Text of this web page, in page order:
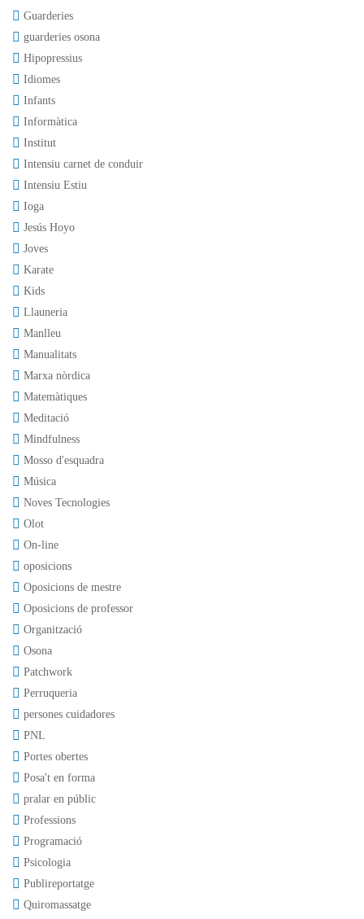
Guarderies
guarderies osona
Hipopressius
Idiomes
Infants
Informàtica
Institut
Intensiu carnet de conduir
Intensiu Estiu
Ioga
Jesús Hoyo
Joves
Karate
Kids
Llauneria
Manlleu
Manualitats
Marxa nòrdica
Matemàtiques
Meditació
Mindfulness
Mosso d'esquadra
Música
Noves Tecnologies
Olot
On-line
oposicions
Oposicions de mestre
Oposicions de professor
Organització
Osona
Patchwork
Perruqueria
persones cuidadores
PNL
Portes obertes
Posa't en forma
pralar en públic
Professions
Programació
Psicologia
Publireportatge
Quiromassatge